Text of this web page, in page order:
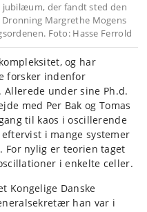
jubilæum, der fandt sted den
Margrethe Mogens
Foto: Hasse Ferrold
og har
forsker indenfor
Allerede under sine Ph.d.
med Per Bak og Tomas
til kaos i oscillerende
i mange systemer
nylig er teorien taget
i enkelte celler.
Kongelige Danske
han var i